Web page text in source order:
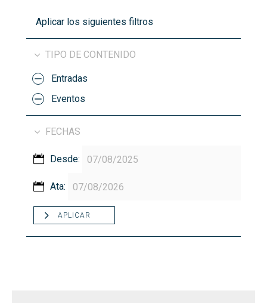
Aplicar los siguientes filtros
TIPO DE CONTENIDO
Entradas
Eventos
FECHAS
Desde:
Ata:
APLICAR